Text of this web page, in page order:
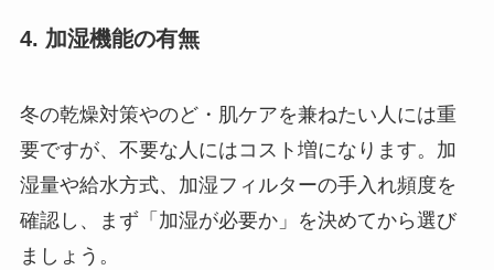
4. 加湿機能の有無
冬の乾燥対策やのど・肌ケアを兼ねたい人には重
要ですが、不要な人にはコスト増になります。加
湿量や給水方式、加湿フィルターの手入れ頻度を
確認し、まず「加湿が必要か」を決めてから選び
ましょう。